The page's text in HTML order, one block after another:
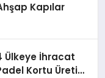
Kapılar
Ülkeye İhracat
Kortu Üretim